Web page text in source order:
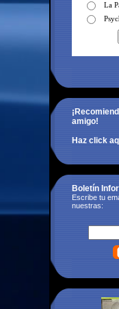
La
amigo!
Haz click
Boletín
Escribe tu
nuestras: